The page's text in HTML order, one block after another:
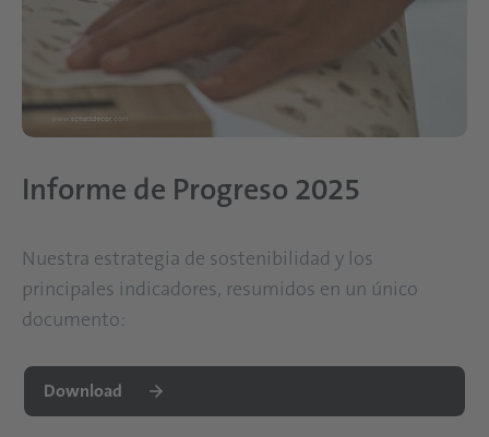
Informe de Progreso 2025
Nuestra estrategia de sostenibilidad y los
principales indicadores, resumidos en un único
documento:
Download